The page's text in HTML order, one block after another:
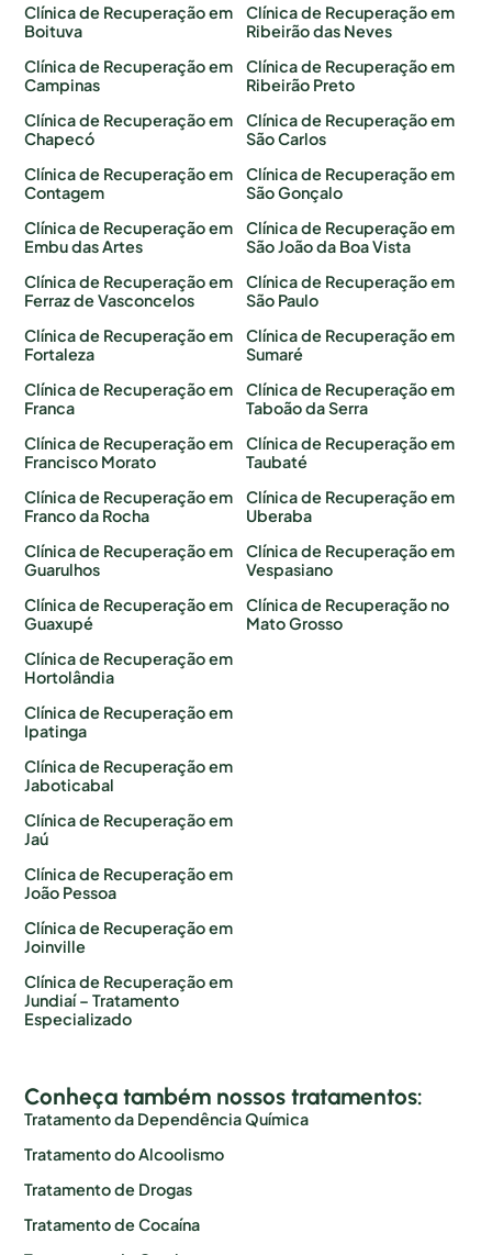
Clínica de Recuperação em
Boituva
Clínica de Recuperação em
Campinas
Clínica de Recuperação em
Chapecó
Clínica de Recuperação em
Contagem
Clínica de Recuperação em
Embu das Artes
Clínica de Recuperação em
Ferraz de Vasconcelos
Clínica de Recuperação em
Fortaleza
Clínica de Recuperação em
Franca
Clínica de Recuperação em
Francisco Morato
Clínica de Recuperação em
Franco da Rocha
Clínica de Recuperação em
Guarulhos
Clínica de Recuperação em
Guaxupé
Clínica de Recuperação em
Hortolândia
Clínica de Recuperação em
Ipatinga
Clínica de Recuperação em
Jaboticabal
Clínica de Recuperação em
Jaú
Clínica de Recuperação em
João Pessoa
Clínica de Recuperação em
Joinville
Clínica de Recuperação em
Jundiaí – Tratamento
Especializado
Clínica de Recuperação em
Ribeirão das Neves
Clínica de Recuperação em
Ribeirão Preto
Clínica de Recuperação em
São Carlos
Clínica de Recuperação em
São Gonçalo
Clínica de Recuperação em
São João da Boa Vista
Clínica de Recuperação em
São Paulo
Clínica de Recuperação em
Sumaré
Clínica de Recuperação em
Taboão da Serra
Clínica de Recuperação em
Taubaté
Clínica de Recuperação em
Uberaba
Clínica de Recuperação em
Vespasiano
Clínica de Recuperação no
Mato Grosso
Conheça também nossos tratamentos:
Tratamento da Dependência Química
Tratamento do Alcoolismo
Tratamento de Drogas
Tratamento de Cocaína